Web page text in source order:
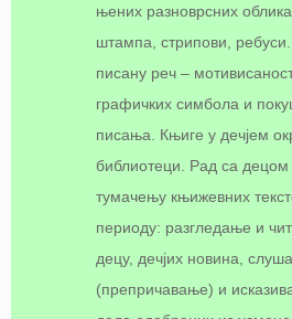
њених разноврсних
штампа, стрипови,
писану реч –
графичких симбола и
писања. Књиге у дечјем
библиотеци. Рад са
тумачењу књижевних
периоду: разгледање и
децу, дечјих новина,
(препричавање) и